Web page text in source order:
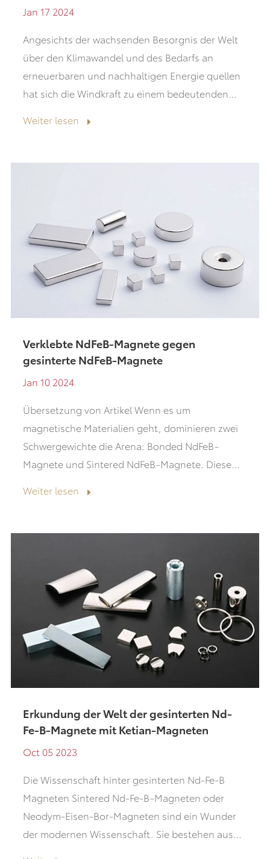
Jan 17 2024
Angesichts der wachsenden Besorgnis der Welt
über den Klimawandel und des Bedarfs an
erneuerbaren und nachhaltigen Energie quellen
hat sich die Windkraft zu einem bedeutenden
entwickelt. Wind...
Weiter lesen
Verklebte NdFeB-Magnete gegen
gesinterte NdFeB-Magnete
Jan 10 2024
Übersetzung von Artikel Wenn es um
magnetische Materialien geht, dominieren zwei
Schwergewichte die Arena: Bonded NdFeB-
Magnete und Sintered NdFeB-Magnete. Diese
Anwendungen,...
Weiter lesen
Erkundung der Welt der gesinterten Nd-
Fe-B-Magnete mit Ketian-Magneten
Oct 05 2023
Die Wissenschaft hinter gesinterten Nd-Fe-B
Magneten Sintered Nd-Fe-B-Magneten oder
Neodym-Eisen-Bor-Magneten sind ein Wunder
der modernen Wissenschaft. Sie bestehen aus